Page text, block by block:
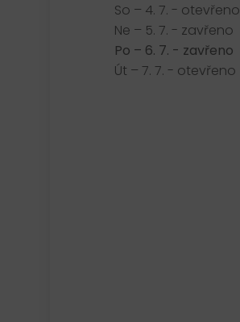
So – 4. 7. - otevřeno
Ne – 5. 7. - zavřeno
Po – 6. 7. - zavřeno
Út – 7. 7. - otevřeno